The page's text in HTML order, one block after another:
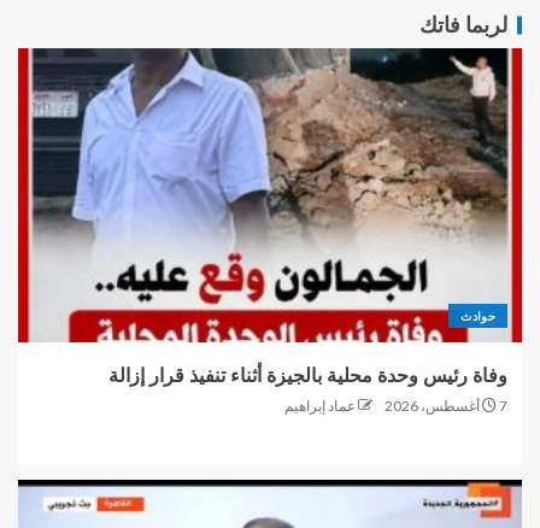
لربما فاتك
حوادث
وفاة رئيس وحدة محلية بالجيزة أثناء تنفيذ قرار إزالة
7 أغسطس، 2026 عماد إبراهيم